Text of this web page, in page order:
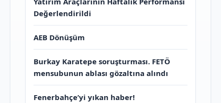
Değerlendirildi
AEB Dönüşüm
Burkay Karatepe soruşturması. FETÖ
mensubunun ablası gözaltına alındı
Fenerbahçe’yi yıkan haber!